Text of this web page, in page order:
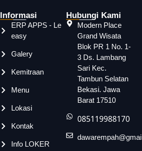
Informasi
ERP APPS - Le
easy
Galery
Kemitraan
Menu
Lokasi
Kontak
Info LOKER
Hubungi Kami
Modern Place
Grand Wisata
Blok PR 1 No. 1-
3 Ds. Lambang
Sari Kec.
Tambun Selatan
Bekasi. Jawa
Barat 17510
085119988170